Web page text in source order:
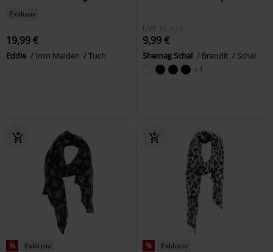
Exklusiv
19,99 €
Eddie Iron Maiden Tuch
UVP 10,90 €
9,99 €
Shemag Schal Brandit Schal
+1
% Exklusiv % Exklusiv